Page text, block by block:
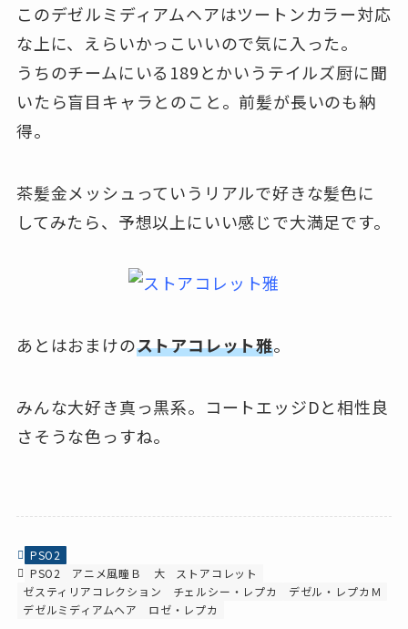
このデゼルミディアムヘアはツートンカラー対応
な上に、えらいかっこいいので気に入った。
うちのチームにいる189とかいうテイルズ厨に聞
いたら盲目キャラとのこと。前髪が長いのも納
得。
茶髪金メッシュっていうリアルで好きな髪色に
してみたら、予想以上にいい感じで大満足です。
あとはおまけのストアコレット雅。
みんな大好き真っ黒系。コートエッジDと相性良
さそうな色っすね。
PSO2
PSO2
アニメ風瞳Ｂ 大
ストアコレット
ゼスティリアコレクション
チェルシー・レプカ
デゼル・レプカＭ
デゼルミディアムヘア
ロゼ・レプカ